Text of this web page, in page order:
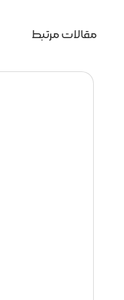
مقالات مرتبط